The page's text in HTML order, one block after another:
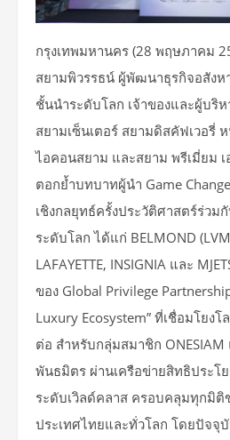
กรุงเทพมหานคร (28 พฤษภาคม
สยามพิวรรธน์ ผู้พัฒนาธุรกิจอสัง
ชั้นนำระดับโลก เจ้าของและผู้บริ
สยามเซ็นเตอร์ สยามดิสคัฟเวอรี่
ไอคอนสยาม และสยาม พรีเมี่ยม เ
ตอกย้ำบทบาทผู้นำ Game
เชิงกลยุทธ์ครั้งประวัติศาสตร์ร่ว
ระดับโลก ได้แก่ BELMOND
LAFAYETTE, INSIGNIA และ
ของ Global Privilege
Luxury Ecosystem” ที่เชื่อมโยง
ต่อ สำหรับกลุ่มสมาชิก
พันธมิตร ผ่านเครือข่ายสิทธิประ
ระดับเวิลด์คลาส ครอบคลุมทุกมิติ
ประเทศไทยและทั่วโลก โดยปัจจุ